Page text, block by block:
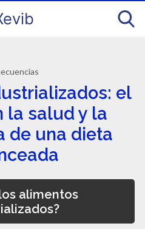
el
la salud y la
de una dieta
alimentos